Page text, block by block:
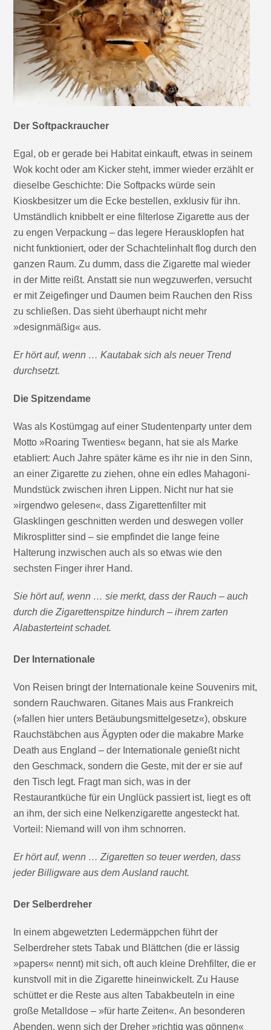
Der Softpackraucher
Egal, ob er gerade bei Habitat einkauft, etwas in seinem
Wok kocht oder am Kicker steht, immer wieder erzählt er
dieselbe Geschichte: Die Softpacks würde sein
Kioskbesitzer um die Ecke bestellen, exklusiv für ihn.
Umständlich knibbelt er eine filterlose Zigarette aus der
zu engen Verpackung – das legere Herausklopfen hat
nicht funktioniert, oder der Schachtelinhalt flog durch den
ganzen Raum. Zu dumm, dass die Zigarette mal wieder
in der Mitte reißt. Anstatt sie nun wegzuwerfen, versucht
er mit Zeigefinger und Daumen beim Rauchen den Riss
zu schließen. Das sieht überhaupt nicht mehr
»designmäßig« aus.
Er hört auf, wenn … Kautabak sich als neuer Trend
durchsetzt.
Die Spitzendame
Was als Kostümgag auf einer Studentenparty unter dem
Motto »Roaring Twenties« begann, hat sie als Marke
etabliert: Auch Jahre später käme es ihr nie in den Sinn,
an einer Zigarette zu ziehen, ohne ein edles Mahagoni-
Mundstück zwischen ihren Lippen. Nicht nur hat sie
»irgendwo gelesen«, dass Zigarettenfilter mit
Glasklingen geschnitten werden und deswegen voller
Mikrosplitter sind – sie empfindet die lange feine
Halterung inzwischen auch als so etwas wie den
sechsten Finger ihrer Hand.
Sie hört auf, wenn … sie merkt, dass der Rauch – auch
durch die Zigarettenspitze hindurch – ihrem zarten
Alabasterteint schadet.
Der Internationale
Von Reisen bringt der Internationale keine Souvenirs mit,
sondern Rauchwaren. Gitanes Mais aus Frankreich
(»fallen hier unters Betäubungsmittelgesetz«), obskure
Rauchstäbchen aus Ägypten oder die makabre Marke
Death aus England – der Internationale genießt nicht
den Geschmack, sondern die Geste, mit der er sie auf
den Tisch legt. Fragt man sich, was in der
Restaurantküche für ein Unglück passiert ist, liegt es oft
an ihm, der sich eine Nelkenzigarette angesteckt hat.
Vorteil: Niemand will von ihm schnorren.
Er hört auf, wenn … Zigaretten so teuer werden, dass
jeder Billigware aus dem Ausland raucht.
Der Selberdreher
In einem abgewetzten Ledermäppchen führt der
Selberdreher stets Tabak und Blättchen (die er lässig
»papers« nennt) mit sich, oft auch kleine Drehfilter, die er
kunstvoll mit in die Zigarette hineinwickelt. Zu Hause
schüttet er die Reste aus alten Tabakbeuteln in eine
große Metalldose – »für harte Zeiten«. An besonderen
Abenden, wenn sich der Dreher »richtig was gönnen«